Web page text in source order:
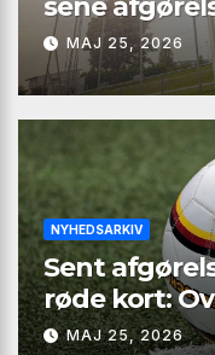
Second
MAJ 25, 2026
NYHEDSARKIV
Sent
røde kort:
League –
MAJ 25, 2026